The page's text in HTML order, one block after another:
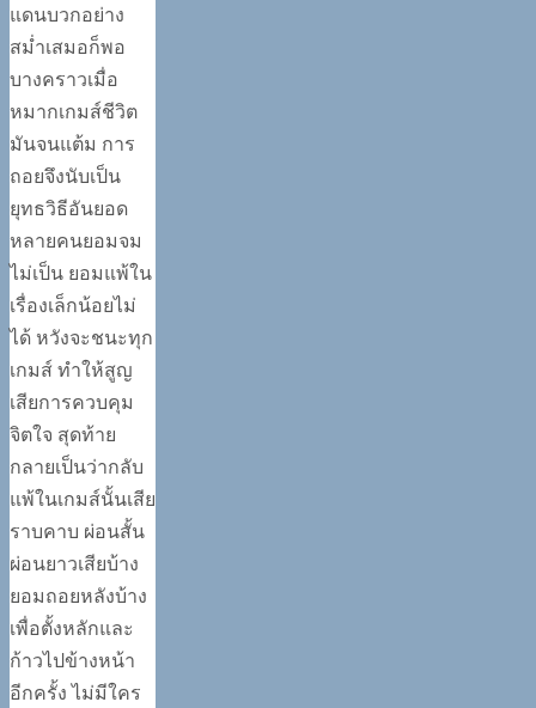
แดนบวกอย่าง
สม่ำเสมอก็พอ
บางคราวเมื่อ
หมากเกมส์ชีวิต
มันจนแต้ม การ
ถอยจึงนับเป็น
ยุทธวิธีอันยอด
หลายคนยอมจม
ไม่เป็น ยอมแพ้ใน
เรื่องเล็กน้อยไม่
ได้ หวังจะชนะทุก
เกมส์ ทำให้สูญ
เสียการควบคุม
จิตใจ สุดท้าย
กลายเป็นว่ากลับ
แพ้ในเกมส์นั้นเสีย
ราบคาบ ผ่อนสั้น
ผ่อนยาวเสียบ้าง
ยอมถอยหลังบ้าง
เพื่อตั้งหลักและ
ก้าวไปข้างหน้า
อีกครั้ง ไม่มีใคร